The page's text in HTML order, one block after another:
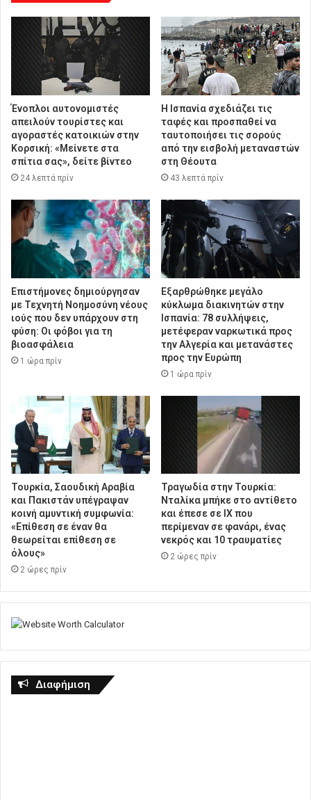
Ένοπλοι αυτονομιστές
απειλούν τουρίστες και
αγοραστές κατοικιών στην
Κορσική: «Μείνετε στα
σπίτια σας», δείτε βίντεο
24 λεπτά πρίν
Η Ισπανία σχεδιάζει τις
ταφές και προσπαθεί να
ταυτοποιήσει τις σορούς
από την εισβολή μεταναστών
στη Θέουτα
43 λεπτά πρίν
Επιστήμονες δημιούργησαν
με Τεχνητή Νοημοσύνη νέους
ιούς που δεν υπάρχουν στη
φύση: Οι φόβοι για τη
βιοασφάλεια
1 ώρα πρίν
Εξαρθρώθηκε μεγάλο
κύκλωμα διακινητών στην
Ισπανία: 78 συλλήψεις,
μετέφεραν ναρκωτικά προς
την Αλγερία και μετανάστες
προς την Ευρώπη
1 ώρα πρίν
Τουρκία, Σαουδική Αραβία
και Πακιστάν υπέγραψαν
κοινή αμυντική συμφωνία:
«Επίθεση σε έναν θα
θεωρείται επίθεση σε
όλους»
2 ώρες πρίν
Τραγωδία στην Τουρκία:
Νταλίκα μπήκε στο αντίθετο
και έπεσε σε ΙΧ που
περίμεναν σε φανάρι, ένας
νεκρός και 10 τραυματίες
2 ώρες πρίν
Διαφήμιση